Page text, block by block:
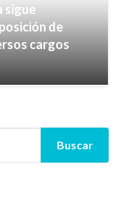
sigue
de
cargos
Buscar